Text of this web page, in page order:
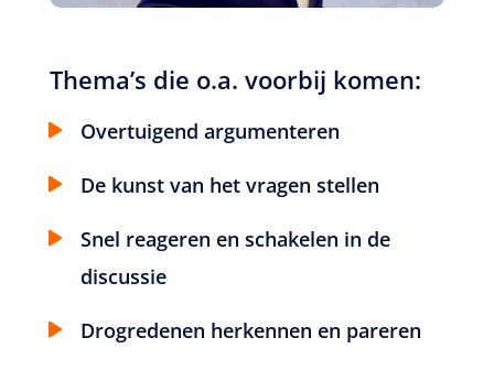
Thema’s die o.a. voorbij komen:
Overtuigend argumenteren
De kunst van het vragen stellen
Snel reageren en schakelen in de
discussie
Drogredenen herkennen en pareren